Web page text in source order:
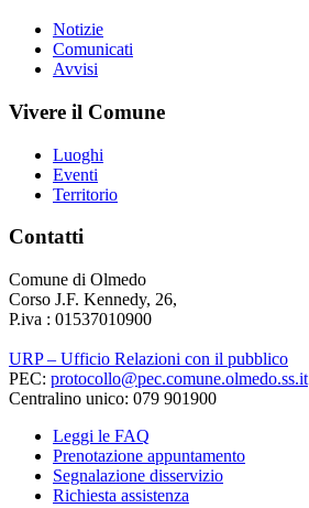
Notizie
Comunicati
Avvisi
Vivere il Comune
Luoghi
Eventi
Territorio
Contatti
Comune di Olmedo
Corso J.F. Kennedy, 26,
P.iva : 01537010900
URP – Ufficio Relazioni con il pubblico
PEC: protocollo@pec.comune.olmedo.ss.it
Centralino unico: 079 901900
Leggi le FAQ
Prenotazione appuntamento
Segnalazione disservizio
Richiesta assistenza